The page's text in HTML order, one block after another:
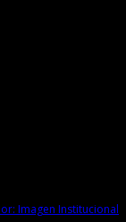
Imagen Institucional